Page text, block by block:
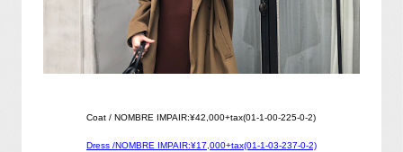
Coat / NOMBRE IMPAIR:¥42,000+tax(01-1-00-225-0-2)
Dress /NOMBRE IMPAIR:¥17,000+tax(01-1-03-237-0-2)